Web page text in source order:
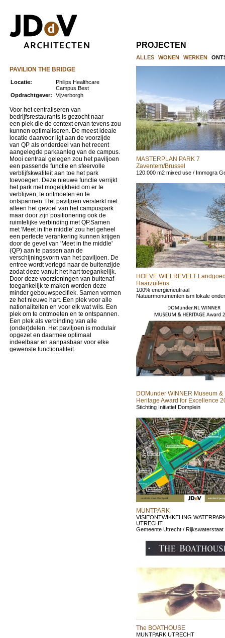
PROJECTEN
ALLES WONEN WERKEN
PAVILION THE BRIDGE
Locatie:
Philips Healthcare
Campus Best
Opdrachtgever:
Vijverborgh
Voor het centraliseren van
bedrijfsrestaurants is gezocht naar
een plek die de context ervan tevens zou
kunnen optimaliseren. De meest ideale
locatie daarvoor ligt aan de voorzijde
van QP als onderdeel van het recent
aangelegde parkaanleg van de campus.
Mooi centraal gelegen zou het paviljoen
een passende functie en sfeervolle
verblijfskwaliteit aan toe het park
toevoegen. Deze nieuwe functie verrijkt
het park met mogelijkheid om er te
verblijven, te ontmoeten en te
ontspannen. Het paviljoen versterkt niet
alleen het gevoel van het campuspark
maar door zijn positionering ook de
ruimtelijke verbinding met QP.Samen
met 'Meet in the middle' zou het geheel
een perfecte verankering kunnen krijgen
door de gevel van 'Meet in the middle'
(QP) aan te passen aan de
verschijningsvorm van het paviljoen. De
entree wordt verlegd naar de buitenzijde
zodat deze vanuit het hart toegankelijk.
Door deze voorzieningen van buitenaf
toegankelijk te maken worden deze
minder gebouwspecifiek. Samen vormen
ze het nieuwe hart. Een plek voor alle
nationaliteiten en voor elk wat wils. Een
plek om te ontmoeten en te ontspannen.
Een plek als verbinding van alle
(onder)delen. Het paviljoen is modulair
opgezet en daarmee optimaal
indeelbaar en aanpasbaar voor elke
gewenste functionaliteit.
MASTERPLAN PARK 7
Zaventem/Brussel
120.000 m2 mixed use / Immogra
HOEVE WIELREVELT
Haarzuilens
100% energieneutraal
Natuurmonumenten ism lokale
DOMunder WINNER Museum &
Heritage Award for Excellence
Stichting Initiatief Domplein
MUNTPARK
VISIEONTWIKKELING
UTRECHT
Gemeente Utrecht / Rijkswaterstaat
The BOATHOUSE
MUNTPARK UTRECHT